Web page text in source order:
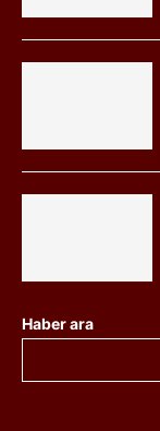
Haber ara